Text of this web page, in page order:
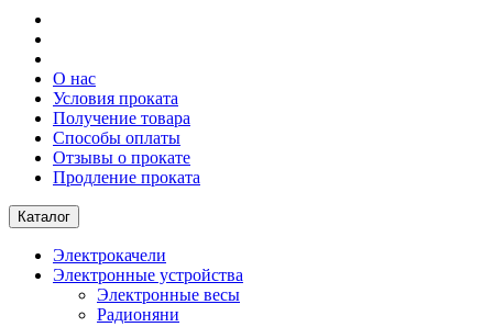
О нас
Условия проката
Получение товара
Способы оплаты
Отзывы о прокате
Продление проката
Каталог
Электрокачели
Электронные устройства
Электронные весы
Радионяни